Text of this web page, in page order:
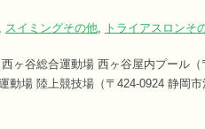
, スイミングその他, トライアスロンそ
ヶ谷総合運動場 西ヶ谷屋内プール
動場 陸上競技場（〒424-0924 静岡